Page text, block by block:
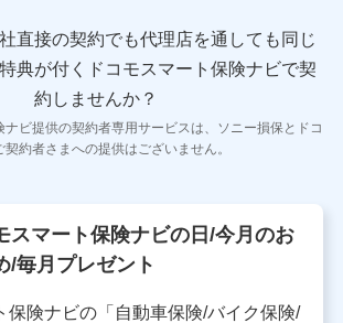
や築年数などの情報、ペットの種類や年
どが含まれます。
る者の範囲】
社NTTドコモが提供する保険関連サービ
ザ登録受付および管理のため
険会社・提携会社の保険その他に関する
直接の契約でも代理店を通しても同じ
典が付くドコモスマート保険ナビで契
約しませんか？
ナビ提供の契約者専用サービスは、ソニー損保とドコ
約者さまへの提供はございません。
スマート保険ナビの日/今月のお
/毎月プレゼント
保険ナビの「自動車保険/バイク保険/